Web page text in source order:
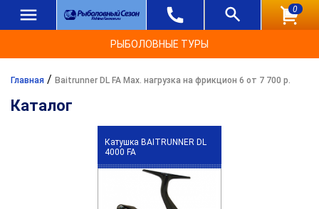
0
РЫБОЛОВНЫЕ ТУРЫ
Главная / Baitrunner DL FA Max. нагрузка на фрикцион 6 от 7 700 р.
Каталог
Катушка BAITRUNNER DL
4000 FA